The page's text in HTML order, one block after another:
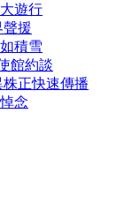
遊行
聲援
積雪
館約談
正快速傳播
念